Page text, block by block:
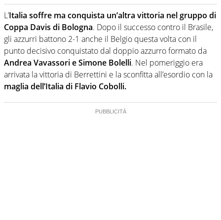
L’Italia soffre ma conquista un’altra vittoria nel gruppo di
Coppa Davis di Bologna. Dopo il successo contro il Brasile,
gli azzurri battono 2-1 anche il Belgio questa volta con il
punto decisivo conquistato dal doppio azzurro formato da
Andrea Vavassori e Simone Bolelli. Nel pomeriggio era
arrivata la vittoria di Berrettini e la sconfitta all’esordio con la
maglia dell’Italia di Flavio Cobolli.